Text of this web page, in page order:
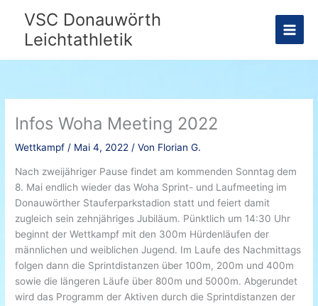
springen
VSC Donauwörth
Leichtathletik
Infos Woha Meeting 2022
Wettkampf / Mai 4, 2022 / Von Florian G.
Nach zweijähriger Pause findet am kommenden Sonntag dem
8. Mai endlich wieder das Woha Sprint- und Laufmeeting im
Donauwörther Stauferparkstadion statt und feiert damit
zugleich sein zehnjähriges Jubiläum. Pünktlich um 14:30 Uhr
beginnt der Wettkampf mit den 300m Hürdenläufen der
männlichen und weiblichen Jugend. Im Laufe des Nachmittags
folgen dann die Sprintdistanzen über 100m, 200m und 400m
sowie die längeren Läufe über 800m und 5000m. Abgerundet
wird das Programm der Aktiven durch die Sprintdistanzen der